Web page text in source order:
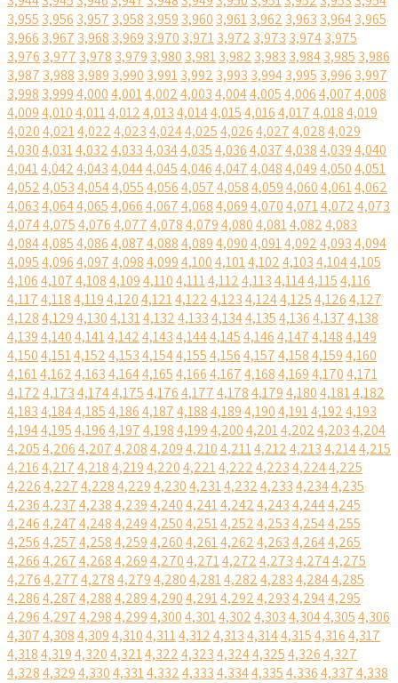
3,955 3,956 3,957 3,958 3,959 3,960 3,9613,962 3,963 3,9643,965
3,966 3,967 3,968 3,969 3,970 3,9713,972 3,973 3,9743,975
3,976 3,977 3,978 3,979 3,980 3,9813,982 3,983 3,9843,985 3,986
3,987 3,988 3,989 3,990 3,9913,992 3,993 3,9943,995 3,996 3,997
3,998 3,9994,0004,0014,0024,0034,0044,0054,0064,0074,008
4,0094,0104,0114,0124,0134,0144,0154,0164,0174,0184,019
4,0204,0214,0224,0234,0244,0254,0264,0274,0284,029
4,0304,0314,0324,0334,0344,0354,0364,0374,0384,0394,040
4,0414,0424,0434,0444,0454,0464,0474,0484,0494,0504,051
4,0524,0534,0544,0554,0564,0574,0584,0594,0604,0614,062
4,0634,0644,0654,0664,0674,0684,0694,0704,0714,0724,073
4,0744,0754,0764,0774,0784,0794,0804,0814,0824,083
4,0844,0854,0864,0874,0884,0894,0904,0914,0924,0934,094
4,0954,0964,0974,0984,0994,1004,1014,1024,1034,1044,105
4,1064,1074,1084,1094,1104,1114,1124,1134,1144,1154,116
4,1174,1184,1194,1204,1214,1224,1234,1244,1254,1264,127
4,1284,1294,1304,1314,1324,1334,1344,1354,1364,1374,138
4,1394,1404,1414,1424,1434,1444,1454,1464,1474,1484,149
4,1504,1514,1524,1534,1544,1554,1564,1574,1584,1594,160
4,1614,1624,1634,1644,1654,1664,1674,1684,1694,1704,171
4,1724,1734,1744,1754,1764,1774,1784,1794,1804,1814,182
4,1834,1844,1854,1864,1874,1884,1894,1904,1914,1924,193
4,1944,1954,1964,1974,1984,1994,2004,2014,2024,2034,204
4,2054,2064,2074,2084,2094,2104,2114,2124,2134,2144,215
4,2164,2174,2184,2194,2204,2214,2224,2234,2244,225
4,2264,2274,2284,2294,2304,2314,2324,2334,2344,235
4,2364,2374,2384,2394,2404,2414,2424,2434,2444,245
4,2464,2474,2484,2494,2504,2514,2524,2534,2544,255
4,2564,2574,2584,2594,2604,2614,2624,2634,2644,265
4,2664,2674,2684,2694,2704,2714,2724,2734,2744,275
4,2764,2774,2784,2794,2804,2814,2824,2834,2844,285
4,2864,2874,2884,2894,2904,2914,2924,2934,2944,295
4,2964,2974,2984,2994,3004,3014,3024,3034,3044,3054,306
4,3074,3084,3094,3104,3114,3124,3134,3144,3154,3164,317
4,3184,3194,3204,3214,3224,3234,3244,3254,3264,327
4,3284,3294,3304,3314,3324,3334,3344,3354,3364,3374,338